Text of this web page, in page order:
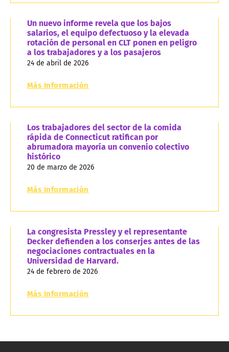
Un nuevo informe revela que los bajos
salarios, el equipo defectuoso y la elevada
rotación de personal en CLT ponen en peligro
a los trabajadores y a los pasajeros
24 de abril de 2026
Más Información
Los trabajadores del sector de la comida
rápida de Connecticut ratifican por
abrumadora mayoría un convenio colectivo
histórico
20 de marzo de 2026
Más Información
La congresista Pressley y el representante
Decker defienden a los conserjes antes de las
negociaciones contractuales en la
Universidad de Harvard.
24 de febrero de 2026
Más Información